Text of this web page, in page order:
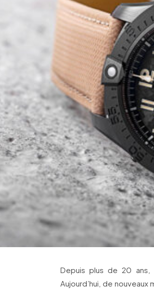
Depuis plus de 20 ans,
Aujourd’hui, de